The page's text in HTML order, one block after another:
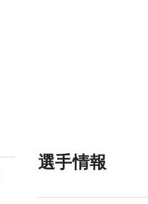
選手情報